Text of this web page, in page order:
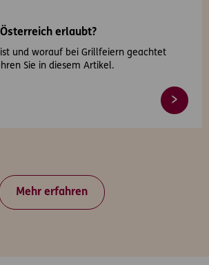
erlaubt?
und worauf bei Grillfeiern geachtet
Sie in diesem Artikel.
Mehr erfahren